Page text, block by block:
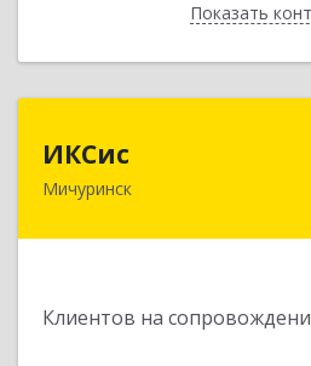
ПоказатьНазад
ИКСис
Мичуринск
Клиентов на